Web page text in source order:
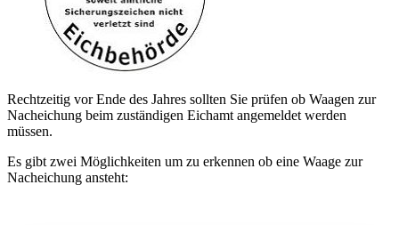
Rechtzeitig vor Ende des Jahres sollten Sie prüfen ob Waagen zur
Nacheichung beim zuständigen Eichamt angemeldet werden
müssen.
Es gibt zwei Möglichkeiten um zu erkennen ob eine Waage zur
Nacheichung ansteht: